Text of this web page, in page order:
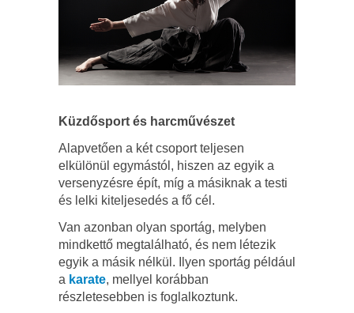
Küzdősport és harcművészet
Alapvetően a két csoport teljesen
elkülönül egymástól, hiszen az egyik a
versenyzésre épít, míg a másiknak a testi
és lelki kiteljesedés a fő cél.
Van azonban olyan sportág, melyben
mindkettő megtalálható, és nem létezik
egyik a másik nélkül. Ilyen sportág például
a karate, mellyel korábban
részletesebben is foglalkoztunk.